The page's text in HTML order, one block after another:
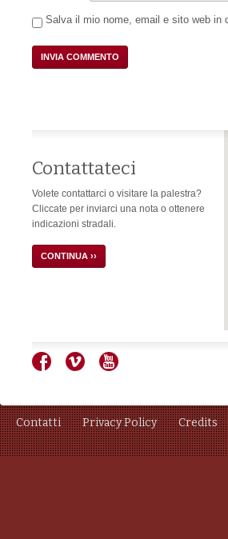
Salva il mio nome, email e sito web in
Contattateci
Volete contattarci o visitare la palestra?
Cliccate per inviarci una nota o ottenere
indicazioni stradali.
CONTINUA ››
Contatti Privacy Policy Credits